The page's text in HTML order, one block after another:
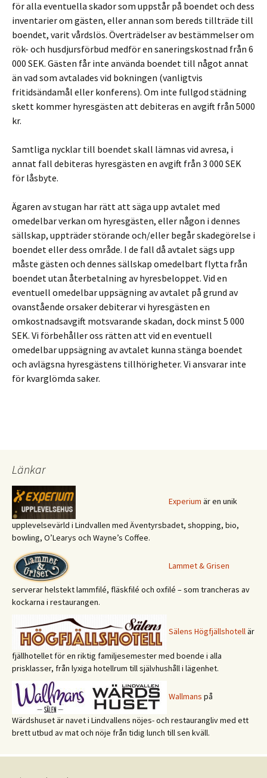
för alla eventuella skador som uppstår på boendet och dess
inventarier om gästen, eller annan som bereds tillträde till
boendet, varit vårdslös. Överträdelser av bestämmelser om
rök- och husdjursförbud medför en saneringskostnad från 6
000 SEK. Gästen får inte använda boendet till något annat
än vad som avtalades vid bokningen (vanligtvis
fritidsändamål eller konferens). Om inte fullgod städning
skett kommer hyresgästen att debiteras en avgift från 5000
kr.
Samtliga nycklar till boendet skall lämnas vid avresa, i
annat fall debiteras hyresgästen en avgift från 3 000 SEK
för låsbyte.
Ägaren av stugan har rätt att säga upp avtalet med
omedelbar verkan om hyresgästen, eller någon i dennes
sällskap, uppträder störande och/eller begår skadegörelse i
boendet eller dess område. I de fall då avtalet sägs upp
måste gästen och dennes sällskap omedelbart flytta från
boendet utan återbetalning av hyresbeloppet. Vid en
eventuell omedelbar uppsägning av avtalet på grund av
ovanstående orsaker debiterar vi hyresgästen en
omkostnadsavgift motsvarande skadan, dock minst 5 000
SEK. Vi förbehåller oss rätten att vid en eventuell
omedelbar uppsägning av avtalet kunna stänga boendet
och avlägsna hyresgästens tillhörigheter. Vi ansvarar inte
för kvarglömda saker.
Länkar
Experium är en unik
upplevelsevärld i Lindvallen med Äventyrsbadet, shopping, bio,
bowling, O’Learys och Wayne’s Coffee.
Lammet & Grisen
serverar helstekt lammfilé, fläskfilé och oxfilé – som trancheras av
kockarna i restaurangen.
Sälens Högfjällshotellär
fjällhotellet för en riktig familjesemester med boende i alla
prisklasser, från lyxiga hotellrum till självhushåll i lägenhet.
Wallmans på
Wärdshuset är navet i Lindvallens nöjes- och restaurangliv med ett
brett utbud av mat och nöje från tidig lunch till sen kväll.